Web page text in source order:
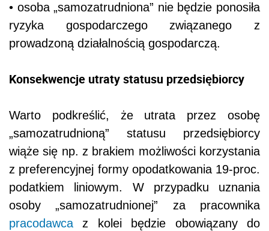
• osoba „samozatrudniona” nie będzie ponosiła
ryzyka gospodarczego związanego z
prowadzoną działalnością gospodarczą.
Konsekwencje utraty statusu przedsiębiorcy
Warto podkreślić, że utrata przez osobę
„samozatrudnioną” statusu przedsiębiorcy
wiąże się np. z brakiem możliwości korzystania
z preferencyjnej formy opodatkowania 19-proc.
podatkiem liniowym. W przypadku uznania
osoby „samozatrudnionej” za pracownika
pracodawca z kolei będzie obowiązany do